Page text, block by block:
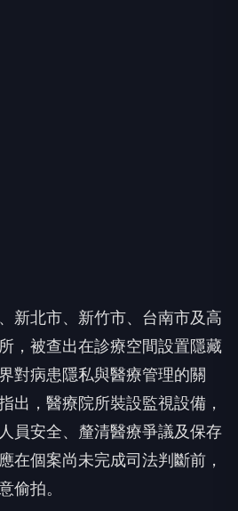
新北市、新竹市、台南市及高
，被查出在診療空間設置隱藏
對病患隱私與醫療管理的關
出，醫療院所裝設監視設備，
員安全、釐清醫療爭議及保存
在個案尚未完成司法判斷前，
偷拍。